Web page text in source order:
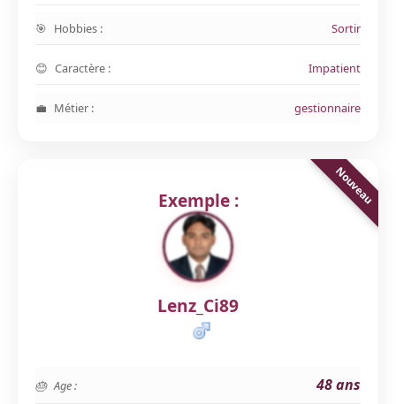
Hobbies : Sortir
Caractère : Impatient
Métier : gestionnaire
Exemple :
Lenz_Ci89
Age : 48 ans